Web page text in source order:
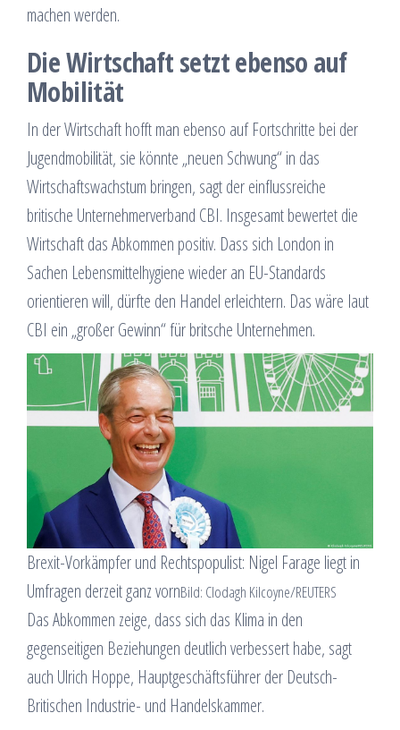
machen werden.
Die Wirtschaft setzt ebenso auf
Mobilität
In der Wirtschaft hofft man ebenso auf Fortschritte bei der
Jugendmobilität, sie könnte „neuen Schwung“ in das
Wirtschaftswachstum bringen, sagt der einflussreiche
britische Unternehmerverband CBI. Insgesamt bewertet die
Wirtschaft das Abkommen positiv. Dass sich London in
Sachen Lebensmittelhygiene wieder an EU-Standards
orientieren will, dürfte den Handel erleichtern. Das wäre laut
CBI ein „großer Gewinn“ für britsche Unternehmen.
Brexit-Vorkämpfer und Rechtspopulist: Nigel Farage liegt in
Umfragen derzeit ganz vornBild: Clodagh Kilcoyne/REUTERS
Das Abkommen zeige, dass sich das Klima in den
gegenseitigen Beziehungen deutlich verbessert habe, sagt
auch Ulrich Hoppe, Hauptgeschäftsführer der Deutsch-
Britischen Industrie- und Handelskammer.